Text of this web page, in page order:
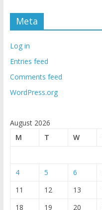
Meta
Log in
Entries feed
Comments feed
WordPress.org
August 2026
M
T W
4
5 6
11
12 13
18
19 20